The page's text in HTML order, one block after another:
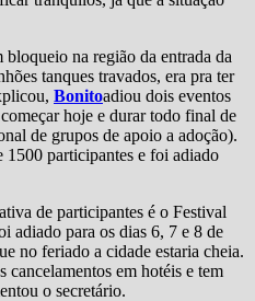
na região da entrada da
tanques travados, era pra ter
Bonitoadiou dois eventos
hoje e durar todo final de
de grupos de apoio a adoção).
1500 participantes e foi adiado
de participantes é o Festival
adiado para os dias 6, 7 e 8 de
no feriado a cidade estaria cheia.
cancelamentos em hotéis e tem
o secretário.